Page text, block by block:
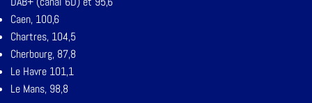
Caen, 100,6
Chartres, 104,5
Cherbourg, 87,8
Le Havre 101,1
Le Mans, 98,8